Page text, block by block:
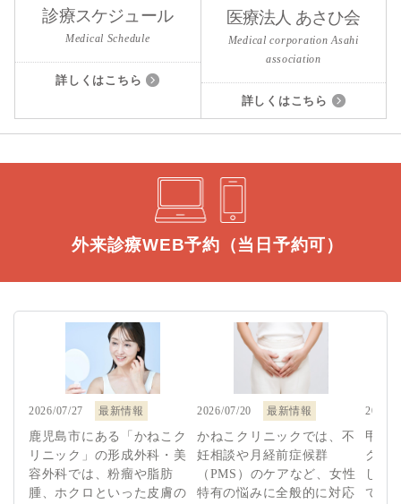
診療スケジュール
Medical Schedule
詳しくはこちら
医療法人 あさひ会
Medical corporation Asahi
association
詳しくはこちら
外来診療WEB予約（当日予約可）
2026/07/27 最新情報
鹿児島市にある「かねこク
リニック」の形成外科・美
容外科では、粉瘤や脂肪
腫、ホクロといった皮膚の
2026/07/20 最新情報
かねこクリニックでは、不
妊相談や月経前症候群
（PMS）のケアなど、女性
特有の悩みに全般的に対応
2026/
甲状
クセ
し、
ても